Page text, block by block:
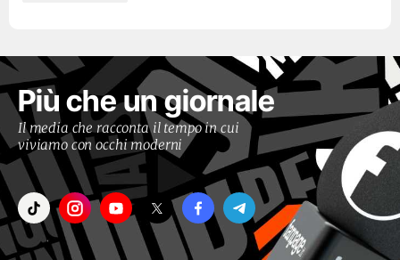
Più che un giornale
Il media che racconta il tempo in cui
viviamo con occhi moderni